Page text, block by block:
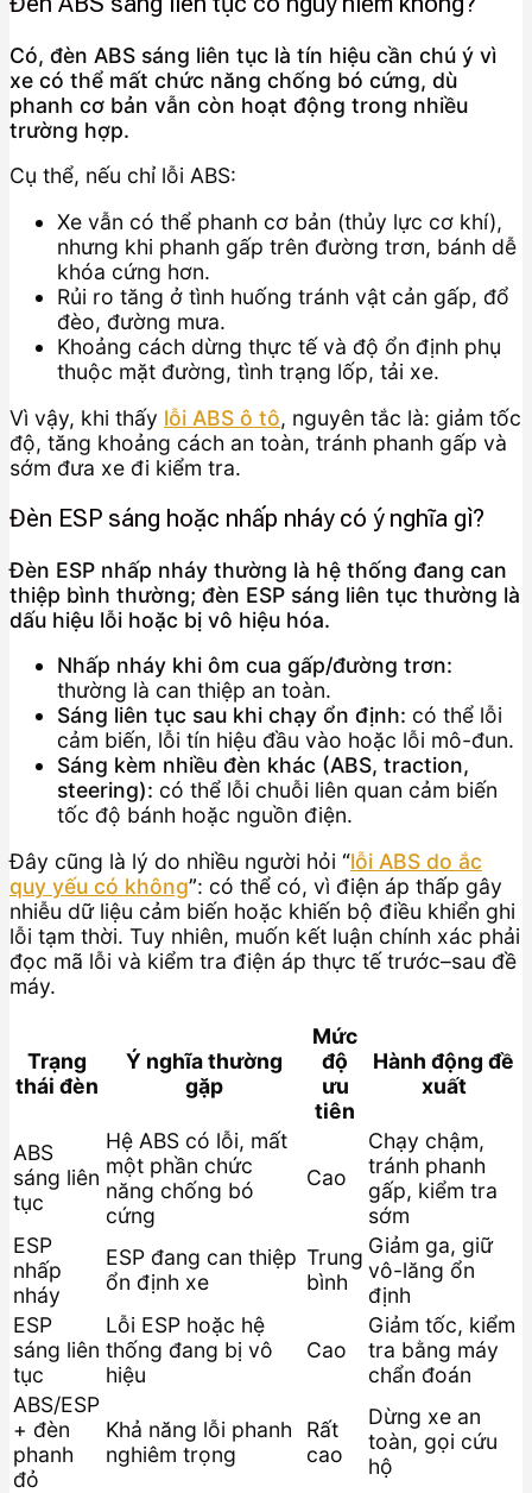
Có, đèn ABS sáng liên tục là tín hiệu cần chú ý vì
xe có thể mất chức năng chống bó cứng, dù
phanh cơ bản vẫn còn hoạt động trong nhiều
trường hợp.
Cụ thể, nếu chỉ lỗi ABS:
Xe vẫn có thể phanh cơ bản (thủy lực cơ khí),
nhưng khi phanh gấp trên đường trơn, bánh dễ
khóa cứng hơn.
Rủi ro tăng ở tình huống tránh vật cản gấp, đổ
đèo, đường mưa.
Khoảng cách dừng thực tế và độ ổn định phụ
thuộc mặt đường, tình trạng lốp, tải xe.
Vì vậy, khi thấy lỗi ABS ô tô, nguyên tắc là: giảm tốc
độ, tăng khoảng cách an toàn, tránh phanh gấp và
sớm đưa xe đi kiểm tra.
Đèn ESP sáng hoặc nhấp nháy có ý nghĩa gì?
Đèn ESP nhấp nháy thường là hệ thống đang can
thiệp bình thường; đèn ESP sáng liên tục thường là
dấu hiệu lỗi hoặc bị vô hiệu hóa.
Nhấp nháy khi ôm cua gấp/đường trơn:
thường là can thiệp an toàn.
Sáng liên tục sau khi chạy ổn định: có thể lỗi
cảm biến, lỗi tín hiệu đầu vào hoặc lỗi mô-đun.
Sáng kèm nhiều đèn khác (ABS, traction,
steering): có thể lỗi chuỗi liên quan cảm biến
tốc độ bánh hoặc nguồn điện.
Đây cũng là lý do nhiều người hỏi “lỗi ABS do ắc
quy yếu có không”: có thể có, vì điện áp thấp gây
nhiễu dữ liệu cảm biến hoặc khiến bộ điều khiển ghi
lỗi tạm thời. Tuy nhiên, muốn kết luận chính xác phải
đọc mã lỗi và kiểm tra điện áp thực tế trước–sau đề
máy.
Trạng
thái đèn
Ý nghĩa thường
gặp
Mức
độ
ưu
tiên
Hành động đề
xuất
ABS
sáng liên
tục
Hệ ABS có lỗi, mất
một phần chức
năng chống bó
cứng
Cao
Chạy chậm,
tránh phanh
gấp, kiểm tra
sớm
ESP
nhấp
nháy
ESP đang can thiệp
ổn định xe
Trung
bình
Giảm ga, giữ
vô-lăng ổn
định
ESP
sáng liên
tục
Lỗi ESP hoặc hệ
thống đang bị vô
hiệu
Cao
Giảm tốc, kiểm
tra bằng máy
chẩn đoán
ABS/ESP
+ đèn
phanh
đỏ
Khả năng lỗi phanh
nghiêm trọng
Rất
cao
Dừng xe an
toàn, gọi cứu
hộ